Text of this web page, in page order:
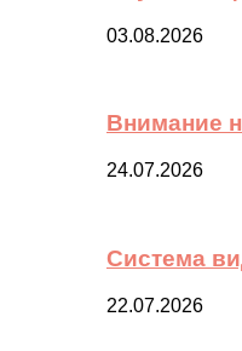
03.08.2026
Внимание
24.07.2026
Система
22.07.2026